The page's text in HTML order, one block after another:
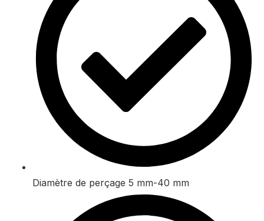
Diamètre de perçage 5 mm-40 mm